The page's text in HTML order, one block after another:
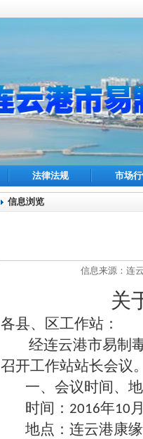
法律法规 市场
信息浏览
信息来源：连
关
各县、区工作站：
经连云港市易制
召开工作站站长会议
一、会议时间、地
时间： 2016年10月
地点：连云港康